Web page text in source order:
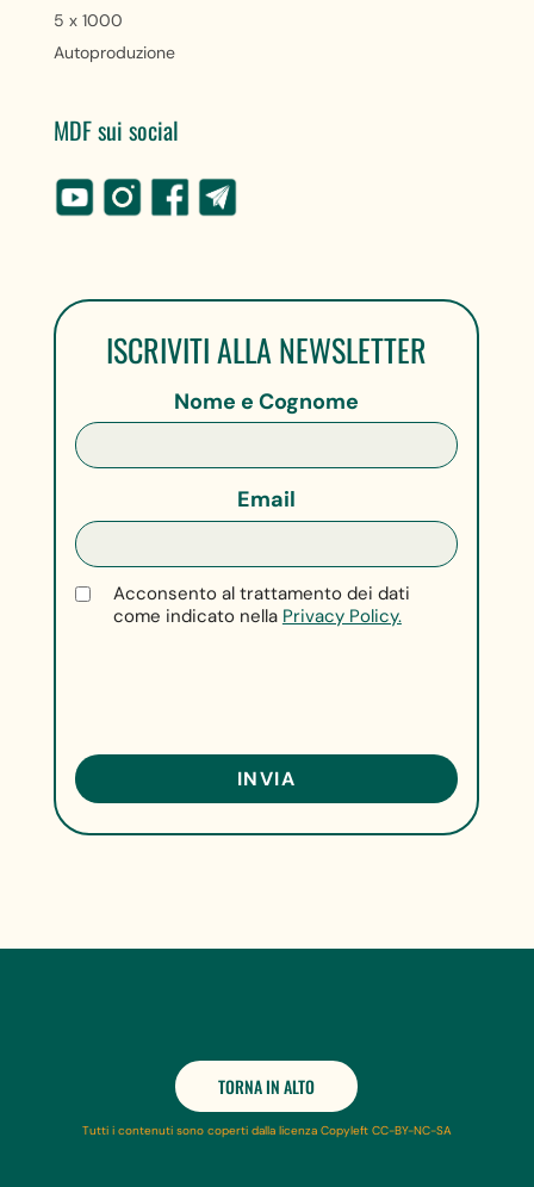
5 x 1000
Autoproduzione
MDF sui social
ISCRIVITI ALLA NEWSLETTER
Nome e Cognome
Email
Acconsento al trattamento dei dati
come indicato nella Privacy Policy.
TORNA IN ALTO
Tutti i contenuti sono coperti dalla licenza Copyleft CC-BY-NC-SA